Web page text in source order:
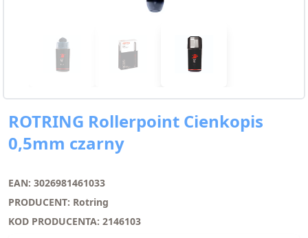
ROTRING Rollerpoint Cienkopis
0,5mm czarny
EAN: 3026981461033
PRODUCENT: Rotring
KOD PRODUCENTA: 2146103